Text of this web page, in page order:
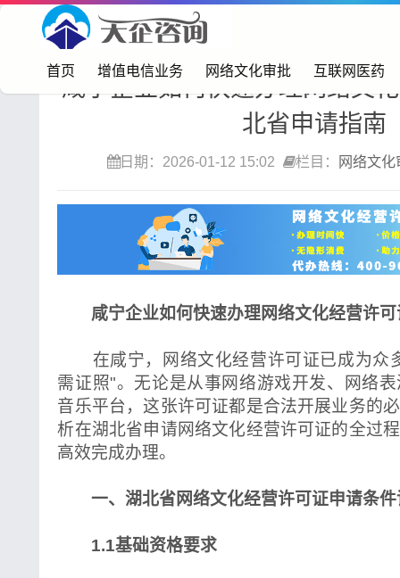
首页 增值电信业务 网络文化审批 互联网医药
首页> 网络文化审批
咸宁企业如何快速办理网络文
北省申请指南
日期：2026-01-12 15:02 栏目： 网络文化
咸宁企业如何快速办理网络文化经营许
在咸宁，网络文化经营许可证已成为众
需证照"。无论是从事网络游戏开发、网络
音乐平台，这张许可证都是合法开展业务的
析在湖北省申请网络文化经营许可证的全过
高效完成办理。
一、湖北省网络文化经营许可证申请条件
1.1基础资格要求